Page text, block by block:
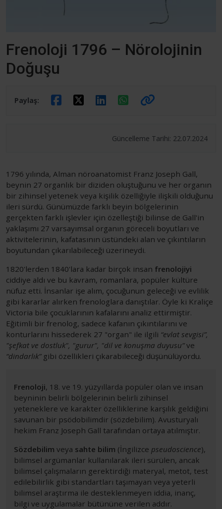
Frenoloji 1796 – Nörolojinin
Doğuşu
Paylaş:
Güncelleme Tarihi: 22.07.2024
1796 yılında, Alman nöroanatomist Franz Joseph Gall,
beynin 27 organlık bir diziden oluştuğunu ve her organın
bir zihinsel yetenek veya kişilik özelliğiyle ilişkili olduğunu
ileri sürdü. Günümüzde farklı beyin bölgelerinin
gerçekten farklı işlevler için özelleştiği bilinse de Gall'in
yaklaşımı 27 varsayımsal organın göreceli boyutları ve
aktivitelerinin, kafatasının üstündeki alan ve çıkıntıların
boyutundan çıkarılabileceği üzerineydi.
1820'lerden 1840'lara kadar birçok insan frenolojiyi
ciddiye aldı ve bu kavram, romanlara, popüler kültüre
nüfuz etti. İnsanlar işe alım, çocuğunun geleceği ve evlilik
gibi kararlar alırken frenologlara danıştılar. Öyle ki Kraliçe
Victoria bile çocuklarının kafalarını analiz ettirmiştir.
Eğitimli bir frenolog, sadece kafanın çıkıntılarını ve
konturlarını hissederek 27 "organ" ile ilgili “evlat sevgisi”,
"şefkat ve dostluk", "gurur", "dil ve konuşma duyusu”ve
“dindarlık”gibi özellikleri çıkarabileceği düşünülüyordu.
Frenoloji, 18. ve 19. yüzyıllarda popüler olan ve insan
beyninin belirli bölgelerinin belirli zihinsel
yeteneklere ve karakter özelliklerine karşılık geldiğini
savunan bir psödobilimdir (sözdebilim). Avusturyalı
hekim Franz Joseph Gall tarafından ortaya atılmıştır.
Sözdebilim veya sahte bilim (İngilizce pseudoscience),
bilimsel argümanlar kullanılarak ileri sürülen, ancak
bilimsel çalışmaların gerektirdiği materyal, metot, test
edilebilirlik gibi standartları taşımayan veya yeterli
bilimsel araştırma ile desteklenmeyen iddia, inanç,
bilgi ve uygulamalar bütününe verilen addır.